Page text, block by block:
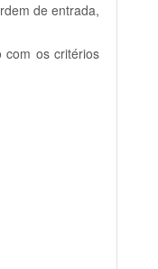
de entrada,
com os critérios